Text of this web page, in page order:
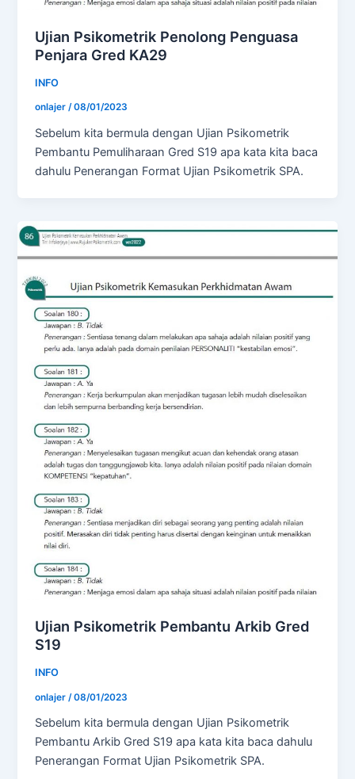
Ujian Psikometrik Penolong Penguasa
Penjara Gred KA29
INFO
onlajer/08/01/2023
Sebelum kita bermula dengan Ujian Psikometrik
Pembantu Pemuliharaan Gred S19 apa kata kita baca
dahulu Penerangan Format Ujian Psikometrik SPA.
Ujian Psikometrik Pembantu Arkib Gred
S19
INFO
onlajer /08/01/2023
Sebelum kita bermula dengan Ujian Psikometrik
Pembantu Arkib Gred S19 apa kata kita baca dahulu
Penerangan Format Ujian Psikometrik SPA.